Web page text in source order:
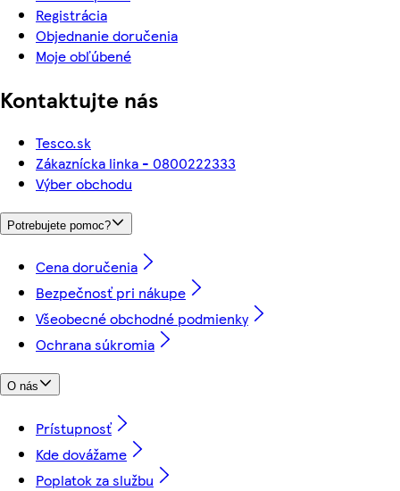
Registrácia
Objednanie doručenia
Moje obľúbené
Kontaktujte nás
Tesco.sk
Zákaznícka linka - 0800222333
Výber obchodu
Potrebujete pomoc?
Cena doručenia
Bezpečnosť pri nákupe
Všeobecné obchodné podmienky
Ochrana súkromia
O nás
Prístupnosť
Kde dovážame
Poplatok za službu